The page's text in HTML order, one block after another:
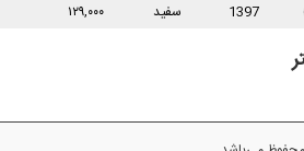
1397 سفید ۱۲۹,۰۰۰